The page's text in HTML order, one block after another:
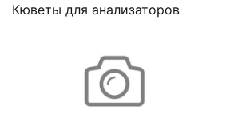
Кюветы для анализаторов